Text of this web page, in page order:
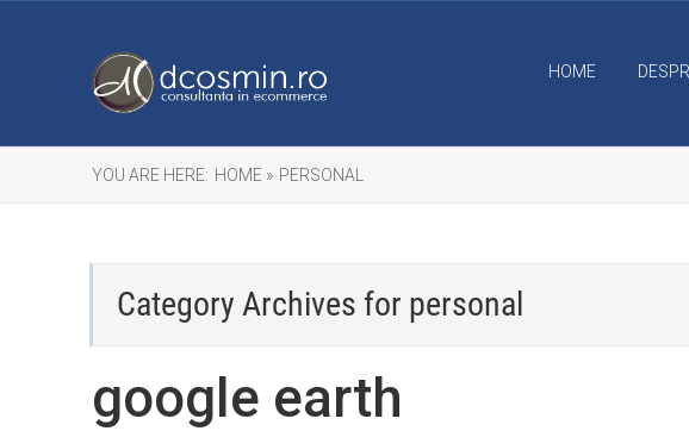
HOME
YOU ARE HERE: HOME » PERSONAL
Category Archives for personal
google earth